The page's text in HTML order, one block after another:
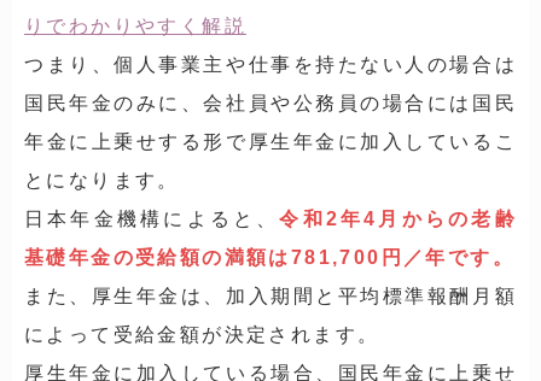
りでわかりやすく解説
つまり、個人事業主や仕事を持たない人の場合は
国民年金のみに、会社員や公務員の場合には国民
年金に上乗せする形で厚生年金に加入しているこ
とになります。
日本年金機構によると、令和2年4月からの老齢
基礎年金の受給額の満額は781,700円／年です。
また、厚生年金は、加入期間と平均標準報酬月額
によって受給金額が決定されます。
厚生年金に加入している場合、国民年金に上乗せ